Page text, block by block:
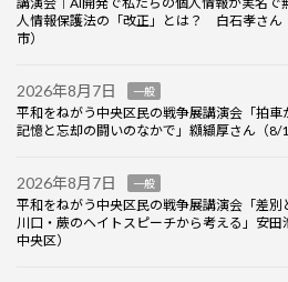
人情報保護法の「改正」とは？ 白石孝さん
市）
2026年8月7日 一般
平和をねがう中央区民の戦争展講演会「拍
記憶と忘却の闘いのなかで」纐纈厚さん（8/
2026年8月7日 一般
平和をねがう中央区民の戦争展講演会「差
川口・蕨のヘイトスピーチから考える」安田
中央区）